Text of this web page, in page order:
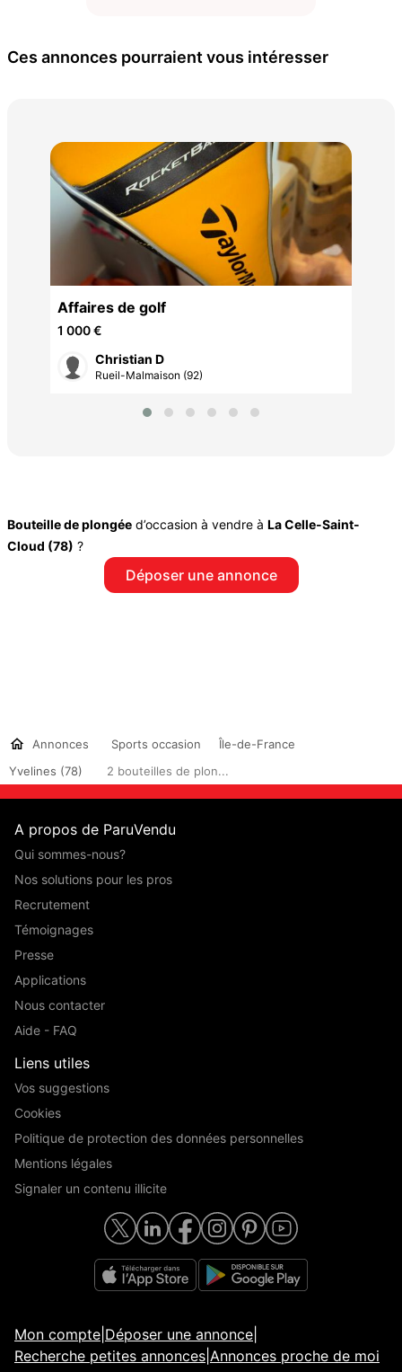
Ces annonces pourraient vous intéresser
Affaires de golf
1 000 €
Christian D
Rueil-Malmaison (92)
Bouteille de plongée d’occasion à vendre à La Celle-Saint-
Cloud (78) ?
Déposer une annonce
Annonces Sports occasion
Île-de-France
Yvelines (78)
2 bouteilles de plon...
A propos de ParuVendu
Qui sommes-nous?
Nos solutions pour les pros
Recrutement
Témoignages
Presse
Applications
Nous contacter
Aide - FAQ
Liens utiles
Vos suggestions
Cookies
Politique de protection des données personnelles
Mentions légales
Signaler un contenu illicite
Mon compte Déposer une annonce
Recherche petites annonces Annonces proche de moi